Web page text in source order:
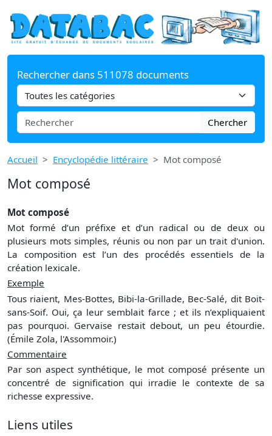
Rechercher dans 511078 documents
Chercher
Accueil Encyclopédie littéraire Mot composé
Mot composé
Mot composé
Mot formé d’un préfixe et d’un radical ou de deux ou
plusieurs mots simples, réunis ou non par un trait d'union.
La composition est l’un des procédés essentiels de la
création lexicale.
Exemple
Tous riaient, Mes-Bottes, Bibi-la-Grillade, Bec-Salé, dit Boit-
sans-Soif. Oui, ça leur semblait farce ; et ils n’expliquaient
pas pourquoi. Gervaise restait debout, un peu étourdie.
(Émile Zola, l'Assommoir.)
Commentaire
Par son aspect synthétique, le mot composé présente un
concentré de signification qui irradie le contexte de sa
richesse expressive.
Liens utiles